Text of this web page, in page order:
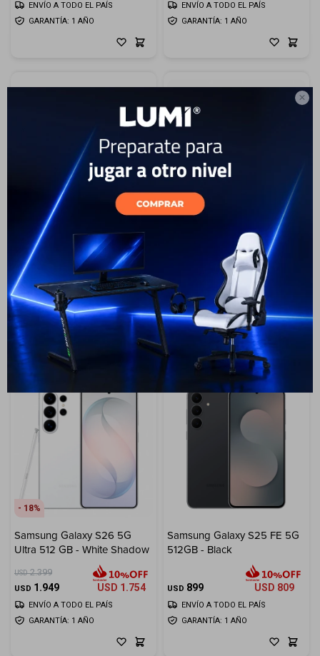

GARANTÍA: 1 AÑO
ENVÍO A TODO EL PAÍS
GARANTÍA: 1 AÑO
ENVÍO A TODO EL PAÍS
Samsung Galaxy A57 256
GB Dark Blue - Violet
USD 799
USD 659 USD593
GARANTÍA: 1 AÑO
ENVÍO A TODO EL PAÍS
19
Samsung Galaxy S26 5G
Ultra 256 GB - Black Shadow
USD USD
GARANTÍA: 1 AÑO
ENVÍO A TODO EL PAÍS
18
Samsung Galaxy S26 5G
Ultra 512 GB - White Shadow
USD 2.399
USD 1.949 USD 1.754
GARANTÍA: 1 AÑO
ENVÍO A TODO EL PAÍS
Samsung Galaxy S25 FE 5G
512GB - Black
USD 899 USD 809
GARANTÍA: 1 AÑO
ENVÍO A TODO EL PAÍS